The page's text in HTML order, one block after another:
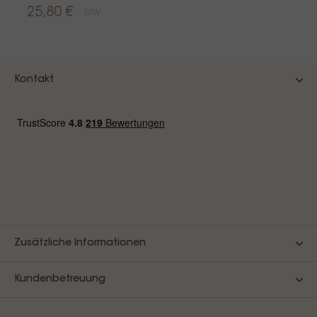
25,80 €
Kontakt
Zusätzliche Informationen
Kundenbetreuung